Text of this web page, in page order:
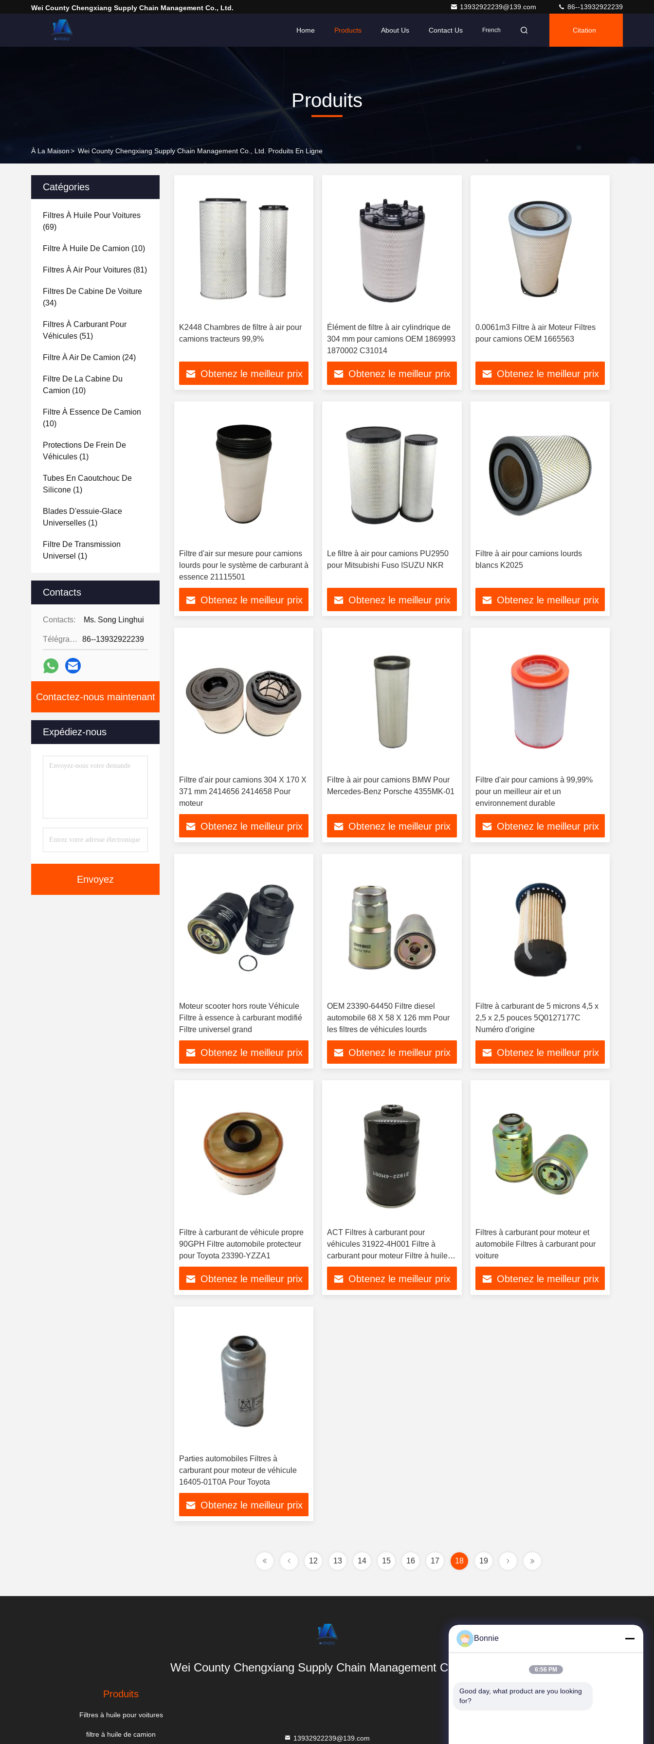
Wei County Chengxiang Supply Chain Management Co., Ltd. 13932922239@139.com 86--13932922239
Home Products About Us Contact Us French Citation
Produits
À La Maison> Wei County Chengxiang Supply Chain Management Co., Ltd. Produits En Ligne
Catégories
Filtres À Huile Pour Voitures
(69)
Filtre À Huile De Camion (10)
Filtres À Air Pour Voitures (81)
Filtres De Cabine De Voiture
(34)
Filtres À Carburant Pour
Véhicules (51)
Filtre À Air De Camion (24)
Filtre De La Cabine Du
Camion (10)
Filtre À Essence De Camion
(10)
Protections De Frein De
Véhicules (1)
Tubes En Caoutchouc De
Silicone (1)
Blades D'essuie-Glace
Universelles (1)
Filtre De Transmission
Universel (1)
Contacts
Contacts: Ms. Song Linghui
Télégramme: 86--13932922239
Contactez-nous maintenant
Expédiez-nous
Envoyez
K2448 Chambres de filtre à air pour
camions tracteurs 99,9%
Obtenez le meilleur prix
Élément de filtre à air cylindrique de
304 mm pour camions OEM 1869993
1870002 C31014
Obtenez le meilleur prix
0.0061m3 Filtre à air Moteur Filtres
pour camions OEM 1665563
Obtenez le meilleur prix
Filtre d'air sur mesure pour camions
lourds pour le système de carburant à
essence 21115501
Obtenez le meilleur prix
Le filtre à air pour camions PU2950
pour Mitsubishi Fuso ISUZU NKR
Obtenez le meilleur prix
Filtre à air pour camions lourds
blancs K2025
Obtenez le meilleur prix
Filtre d'air pour camions 304 X 170 X
371 mm 2414656 2414658 Pour
moteur
Obtenez le meilleur prix
Filtre à air pour camions BMW Pour
Mercedes-Benz Porsche 4355MK-01
Obtenez le meilleur prix
Filtre d'air pour camions à 99,99%
pour un meilleur air et un
environnement durable
Obtenez le meilleur prix
Moteur scooter hors route Véhicule
Filtre à essence à carburant modifié
Filtre universel grand
Obtenez le meilleur prix
OEM 23390-64450 Filtre diesel
automobile 68 X 58 X 126 mm Pour
les filtres de véhicules lourds
Obtenez le meilleur prix
Filtre à carburant de 5 microns 4,5 x
2,5 x 2,5 pouces 5Q0127177C
Numéro d'origine
Obtenez le meilleur prix
Filtre à carburant de véhicule propre
90GPH Filtre automobile protecteur
pour Toyota 23390-YZZA1
Obtenez le meilleur prix
ACT Filtres à carburant pour
véhicules 31922-4H001 Filtre à
carburant pour moteur Filtre à huile
d'essence
Obtenez le meilleur prix
Filtres à carburant pour moteur et
automobile Filtres à carburant pour
voiture
Obtenez le meilleur prix
Parties automobiles Filtres à
carburant pour moteur de véhicule
16405-01T0A Pour Toyota
Obtenez le meilleur prix
12 13 14 15 16 17 18 19
Wei County Chengxiang Supply Chain Management Co., Ltd.
Produits
Filtres à huile pour voitures
filtre à huile de camion 13932922239@139.com
Liens Rapides
Bonnie
6:56 PM
Good day, what product are you looking
for?